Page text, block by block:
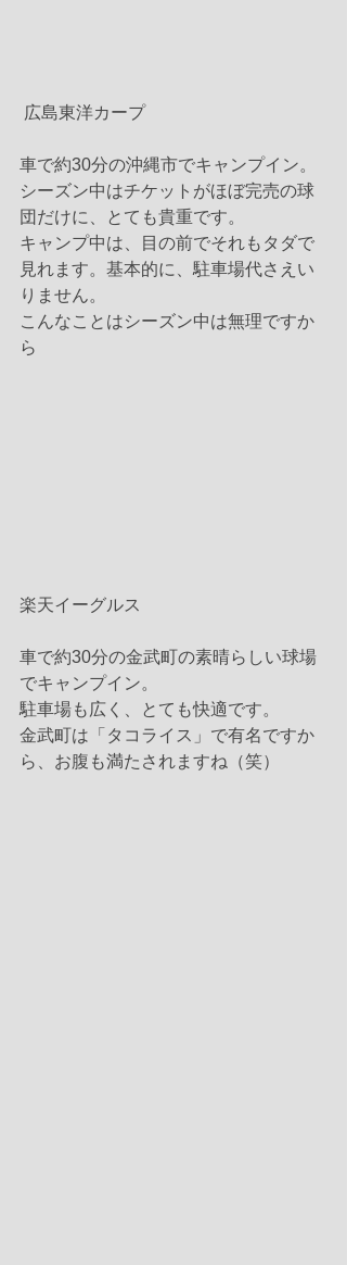
広島東洋カープ
車で約30分の沖縄市でキャンプイン。
シーズン中はチケットがほぼ完売の球
団だけに、とても貴重です。
キャンプ中は、目の前でそれもタダで
見れます。基本的に、駐車場代さえい
りません。
こんなことはシーズン中は無理ですか
ら
楽天イーグルス
車で約30分の金武町の素晴らしい球場
でキャンプイン。
駐車場も広く、とても快適です。
金武町は「タコライス」で有名ですか
ら、お腹も満たされますね（笑）